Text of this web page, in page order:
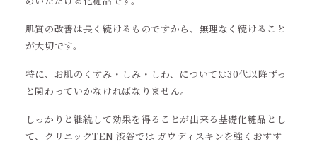
肌質の改善は長く続けるものですから、無理なく続けること
が大切です。
特に、お肌のくすみ・しみ・しわ、については30代以降ずっ
と関わっていかなければなりません。
しっかりと継続して効果を得ることが出来る基礎化粧品とし
て、クリニックTEN 渋谷では ガウディスキンを強くおすす